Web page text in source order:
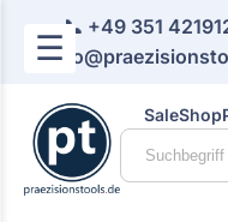
☰
📞 +49 351
📧
SaleShop